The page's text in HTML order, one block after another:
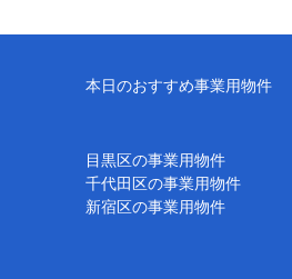
本日のおすすめ事業用物件
目黒区の事業用物件
千代田区の事業用物件
新宿区の事業用物件